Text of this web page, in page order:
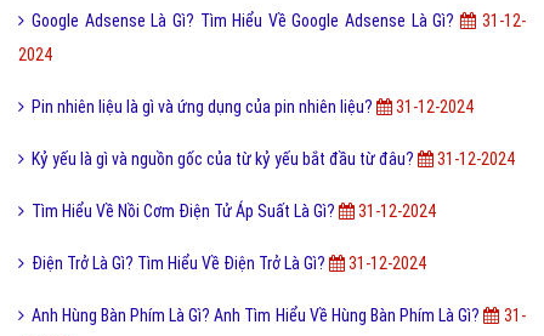
Google Adsense Là Gì? Tìm Hiểu Về Google Adsense Là Gì?
31-12-
2024
Pin nhiên liệu là gì và ứng dụng của pin nhiên liệu? 31-12-2024
Kỷ yếu là gì và nguồn gốc của từ kỷ yếu bắt đầu từ đâu? 31-12-2024
Tìm Hiểu Về Nồi Cơm Điện Tử Áp Suất Là Gì? 31-12-2024
Điện Trở Là Gì? Tìm Hiểu Về Điện Trở Là Gì? 31-12-2024
Anh Hùng Bàn Phím Là Gì? Anh Tìm Hiểu Về Hùng Bàn Phím Là Gì?
31-